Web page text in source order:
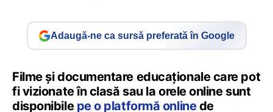
Adaugă-ne ca sursă preferată în Google
Filme și documentare educaționale care pot
fi vizionate în clasă sau la orele online sunt
disponibile pe o platformă onlinede